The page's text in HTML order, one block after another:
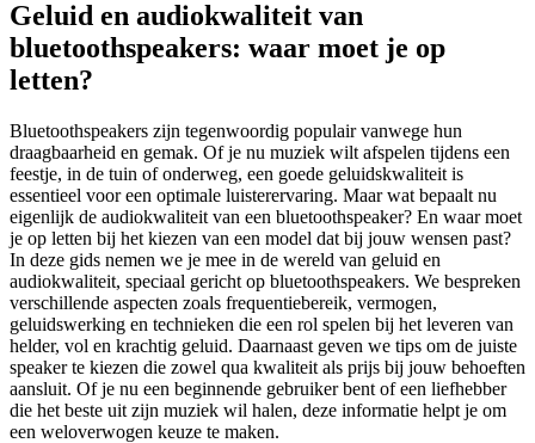
Geluid en audiokwaliteit van
bluetoothspeakers: waar moet je op
letten?
Bluetoothspeakers zijn tegenwoordig populair vanwege hun
draagbaarheid en gemak. Of je nu muziek wilt afspelen tijdens een
feestje, in de tuin of onderweg, een goede geluidskwaliteit is
essentieel voor een optimale luisterervaring. Maar wat bepaalt nu
eigenlijk de audiokwaliteit van een bluetoothspeaker? En waar moet
je op letten bij het kiezen van een model dat bij jouw wensen past?
In deze gids nemen we je mee in de wereld van geluid en
audiokwaliteit, speciaal gericht op bluetoothspeakers. We bespreken
verschillende aspecten zoals frequentiebereik, vermogen,
geluidswerking en technieken die een rol spelen bij het leveren van
helder, vol en krachtig geluid. Daarnaast geven we tips om de juiste
speaker te kiezen die zowel qua kwaliteit als prijs bij jouw behoeften
aansluit. Of je nu een beginnende gebruiker bent of een liefhebber
die het beste uit zijn muziek wil halen, deze informatie helpt je om
een weloverwogen keuze te maken.